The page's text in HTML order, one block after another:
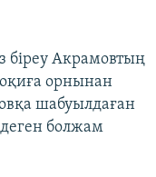
біреу Акрамовтың
орнынан
шабуылдаған
болжам